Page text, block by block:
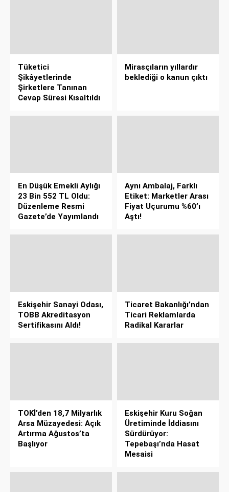
Tüketici
Şikâyetlerinde
Şirketlere Tanınan
Cevap Süresi Kısaltıldı
Mirasçıların yıllardır
beklediği o kanun çıktı
En Düşük Emekli Aylığı
23 Bin 552 TL Oldu:
Düzenleme Resmi
Gazete’de Yayımlandı
Aynı Ambalaj, Farklı
Etiket: Marketler Arası
Fiyat Uçurumu %60’ı
Aştı!
Eskişehir Sanayi Odası,
TOBB Akreditasyon
Sertifikasını Aldı!
Ticaret Bakanlığı’ndan
Ticari Reklamlarda
Radikal Kararlar
TOKİ’den 18,7 Milyarlık
Arsa Müzayedesi: Açık
Artırma Ağustos’ta
Başlıyor
Eskişehir Kuru Soğan
Üretiminde İddiasını
Sürdürüyor:
Tepebaşı’nda Hasat
Mesaisi